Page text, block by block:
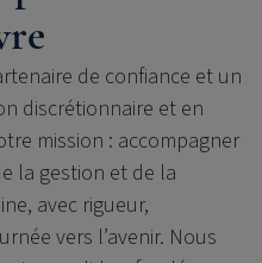
de confiance et un
discrétionnaire et en
mission : accompagner
la gestion et de la
avec rigueur,
vers l’avenir. Nous